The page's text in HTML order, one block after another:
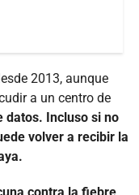
2013, aunque
a un centro de
datos. Incluso si no
volver a recibir la
contra la fiebre